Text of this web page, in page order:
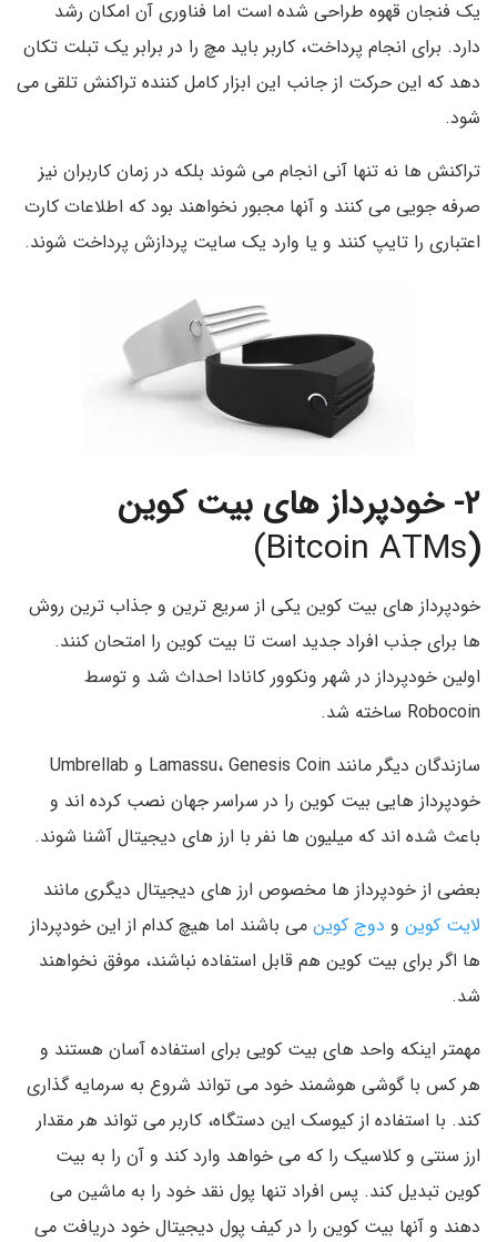
یک فنجان قهوه طراحی شده است اما فناوری آن امکان رشد
دارد. برای انجام پرداخت، کاربر باید مچ را در برابر یک تبلت تکان
دهد که این حرکت از جانب این ابزار کامل کننده تراکنش تلقی می
شود.
تراکنش ها نه تنها آنی انجام می شوند بلکه در زمان کاربران نیز
صرفه جویی می کنند و آنها مجبور نخواهند بود که اطلاعات کارت
اعتباری را تایپ کنند و یا وارد یک سایت پردازش پرداخت شوند.
۲- خودپرداز های بیت کوین
(
Bitcoin ATMs)
خودپرداز های بیت کوین یکی از سریع ترین و جذاب ترین روش
ها برای جذب افراد جدید است تا بیت کوین را امتحان کنند.
اولین خودپرداز در شهر ونکوور کانادا احداث شد و توسط
Robocoin ساخته شد.
سازندگان دیگر مانند Lamassu، Genesis Coin و Umbrellab
خودپرداز هایی بیت کوین را در سراسر جهان نصب کرده اند و
باعث شده اند که میلیون ها نفر با ارز های دیجیتال آشنا شوند.
بعضی از خودپرداز ها مخصوص ارز های دیجیتال دیگری مانند
لایت کوین و دوج کوین می باشند اما هیچ کدام از این خودپرداز
ها اگر برای بیت کوین هم قابل استفاده نباشند، موفق نخواهند
شد.
مهمتر اینکه واحد های بیت کویی برای استفاده آسان هستند و
هر کس با گوشی هوشمند خود می تواند شروع به سرمایه گذاری
کند. با استفاده از کیوسک این دستگاه، کاربر می تواند هر مقدار
ارز سنتی و کلاسیک را که می خواهد وارد کند و آن را به بیت
کوین تبدیل کند. پس افراد تنها پول نقد خود را به ماشین می
دهند و آنها بیت کوین را در کیف پول دیجیتال خود دریافت می